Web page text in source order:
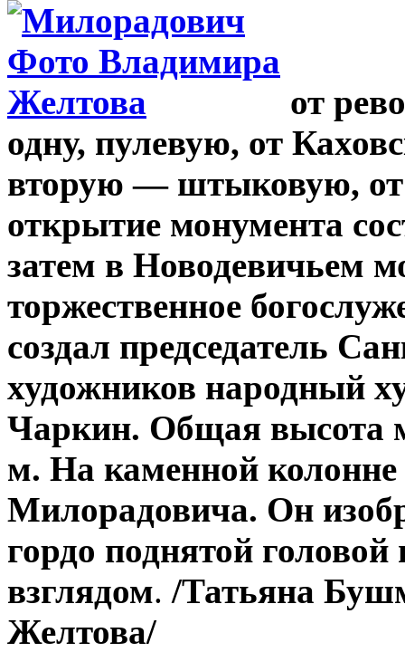
от
одну, пулевую, от
вторую — штыковую, от
открытие монумента
затем в Новодевичьем
торжественное
создал председатель
художников народный
Чаркин. Общая высота
м. На каменной колонне
Милорадовича. Он
гордо поднятой
взглядом. /Татьяна
Желтова/